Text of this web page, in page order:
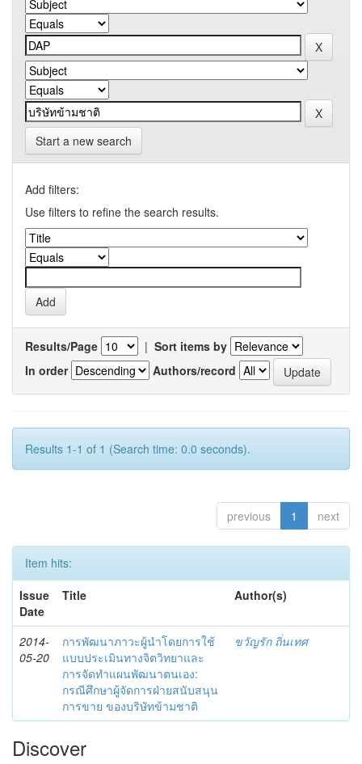
Start a new search
Add filters:
Use filters to refine the search results.
Results/Page | Sort items by
In order
Authors/record
Results 1-1 of 1 (Search time: 0.0 seconds).
previous 1 next
Item hits:
Issue
Date
Title Author(s)
2014-
05-20
การพัฒนาภาวะผู้นำโดยการใช้
แบบประเมินทางจิตวิทยาและ
การจัดทำแผนพัฒนาตนเอง:
กรณีศึกษาผู้จัดการฝ่ายสนับสนุน
การขาย ของบริษัทข้ามชาติ
ขวัญรัก ถิ่นเทศ
Discover